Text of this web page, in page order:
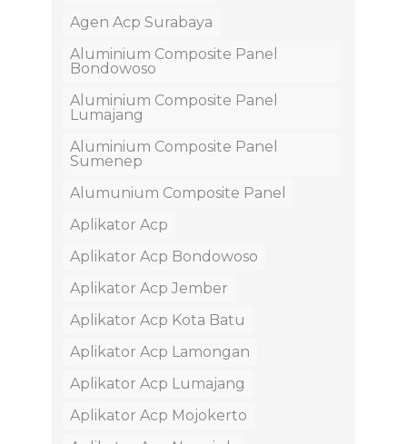
Agen Acp Surabaya
Aluminium Composite Panel
Bondowoso
Aluminium Composite Panel
Lumajang
Aluminium Composite Panel
Sumenep
Alumunium Composite Panel
Aplikator Acp
Aplikator Acp Bondowoso
Aplikator Acp Jember
Aplikator Acp Kota Batu
Aplikator Acp Lamongan
Aplikator Acp Lumajang
Aplikator Acp Mojokerto